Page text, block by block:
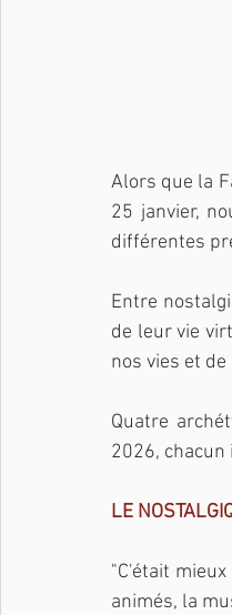
Alors que la
25 janvier,
différentes
Entre
de leur vie
nos vies et
Quatre
2026,
LE
"C'était
animés, la